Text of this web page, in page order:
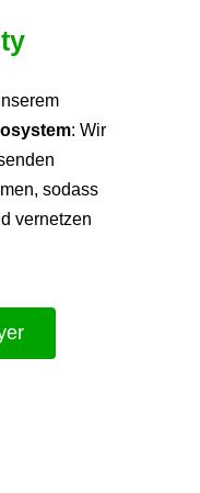
m
: Wir
sodass
vernetzen